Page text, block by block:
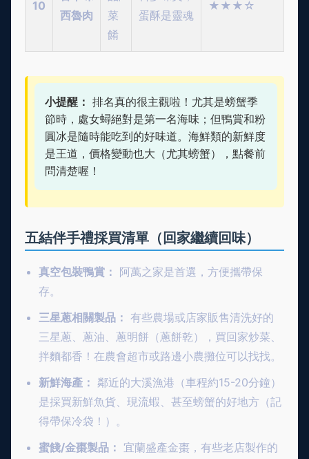
10
西魯肉
菜
餚
蛋酥是靈魂
★★★☆
小提醒： 排名真的很主觀啦！尤其是螃蟹季
節時，處女蟳絕對是第一名海味；但鴨賞和粉
圓冰是隨時能吃到的好味道。海鮮類的新鮮度
是王道，價格變動也大（尤其螃蟹），點餐前
問清楚喔！
五結伴手禮採買清單（回家繼續回味）
真空包裝鴨賞： 阿萬之家是首選，方便攜帶保
存。
三星蔥相關製品： 有些農場或店家販售清洗好的
三星蔥、蔥油、蔥明餅（蔥餅乾），買回家炒菜、
拌麵都香！在農會超市或路邊小農攤位可以找找。
新鮮海產： 鄰近的大溪漁港（車程約15-20分鐘）
是採買新鮮魚貨、現流蝦、甚至螃蟹的好地方（記
得帶保冷袋！）。
蜜餞/金棗製品： 宜蘭盛產金棗，有些老店製作的